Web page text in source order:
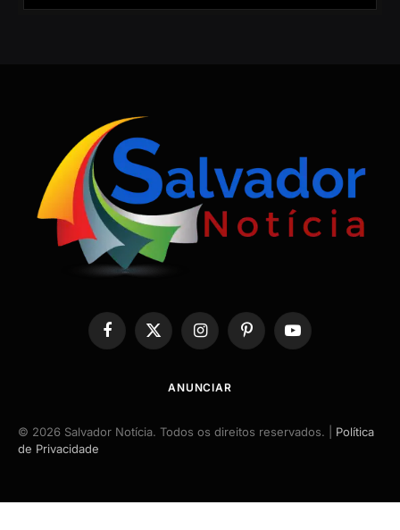
Facebook
X
(Twitter)
InstagramPinterestYouTube
ANUNCIAR
© 2026 Salvador Notícia. Todos os direitos reservados. | Política
de Privacidade